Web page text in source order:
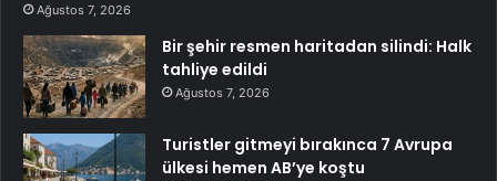
Ağustos 7, 2026
Bir şehir resmen haritadan silindi: Halk
tahliye edildi
Ağustos 7, 2026
Turistler gitmeyi bırakınca 7 Avrupa
ülkesi hemen AB’ye koştu